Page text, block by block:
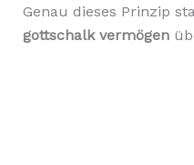
Genau dieses Prinzip
gottschalk vermögen